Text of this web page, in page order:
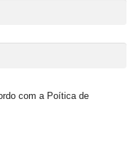
com a Poítica de